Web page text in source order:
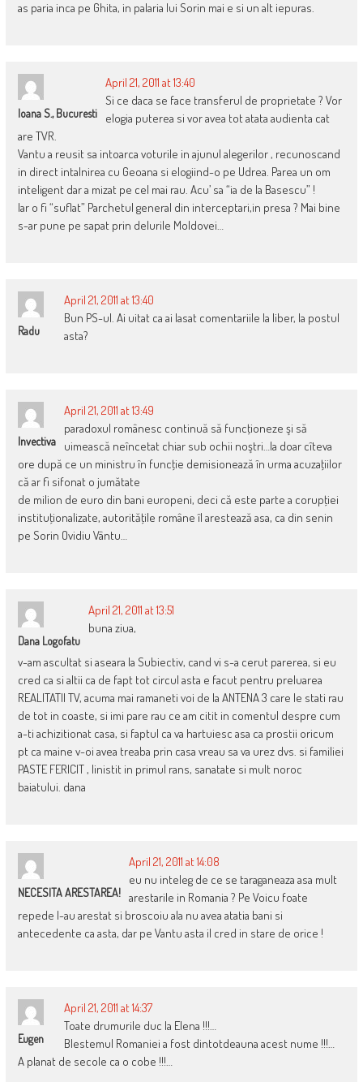
as paria inca pe Ghita, in palaria lui Sorin mai e si un alt iepuras.
Ioana S., Bucuresti
April 21, 2011 at 13:40
Si ce daca se face transferul de proprietate ? Vor
elogia puterea si vor avea tot atata audienta cat
are TVR.
Vantu a reusit sa intoarca voturile in ajunul alegerilor , recunoscand
in direct intalnirea cu Geoana si elogiind-o pe Udrea. Parea un om
inteligent dar a mizat pe cel mai rau. Acu’ sa “ia de la Basescu” !
Iar o fi “suflat” Parchetul general din interceptari,in presa ? Mai bine
s-ar pune pe sapat prin delurile Moldovei…
Radu
April 21, 2011 at 13:40
Bun PS-ul. Ai uitat ca ai lasat comentariile la liber, la postul
asta?
Invectiva
April 21, 2011 at 13:49
paradoxul românesc continuă să funcţioneze şi să
uimească neîncetat chiar sub ochii noştri…la doar cîteva
ore după ce un ministru în funcţie demisionează în urma acuzaţiilor
că ar fi sifonat o jumătate
de milion de euro din bani europeni, deci că este parte a corupţiei
instituţionalizate, autorităţile române îl arestează asa, ca din senin
pe Sorin Ovidiu Vântu…
Dana Logofatu
April 21, 2011 at 13:51
buna ziua,
v-am ascultat si aseara la Subiectiv, cand vi s-a cerut parerea, si eu
cred ca si altii ca de fapt tot circul asta e facut pentru preluarea
REALITATII TV, acuma mai ramaneti voi de la ANTENA 3 care le stati rau
de tot in coaste, si imi pare rau ce am citit in comentul despre cum
a-ti achizitionat casa, si faptul ca va hartuiesc asa ca prostii oricum
pt ca maine v-oi avea treaba prin casa vreau sa va urez dvs. si familiei
PASTE FERICIT , linistit in primul rans, sanatate si mult noroc
baiatului. dana
NECESITA ARESTAREA!
April 21, 2011 at 14:08
eu nu inteleg de ce se taraganeaza asa mult
arestarile in Romania ? Pe Voicu foate
repede l-au arestat si broscoiu ala nu avea atatia bani si
antecedente ca asta, dar pe Vantu asta il cred in stare de orice !
Eugen
April 21, 2011 at 14:37
Toate drumurile duc la Elena !!!…
Blestemul Romaniei a fost dintotdeauna acest nume !!!…
A planat de secole ca o cobe !!!…